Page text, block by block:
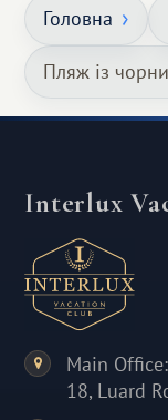
Головна
Пляж із
Interlux
Main
18, Luard